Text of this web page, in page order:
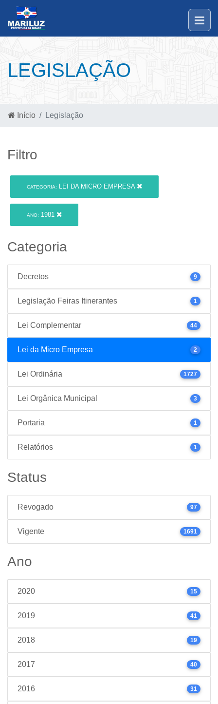
LEGISLAÇÃO
Início Legislação
Filtro
CATEGORIA: LEI DA MICRO EMPRESA
ANO: 1981
Categoria
Decretos 9
Legislação Feiras Itinerantes 1
Lei Complementar 44
Lei da Micro Empresa 2
Lei Ordinária 1727
Lei Orgânica Municipal 3
Portaria 1
Relatórios 1
Status
Revogado 97
Vigente 1691
Ano
2020 15
2019 41
2018 19
2017 40
2016 31